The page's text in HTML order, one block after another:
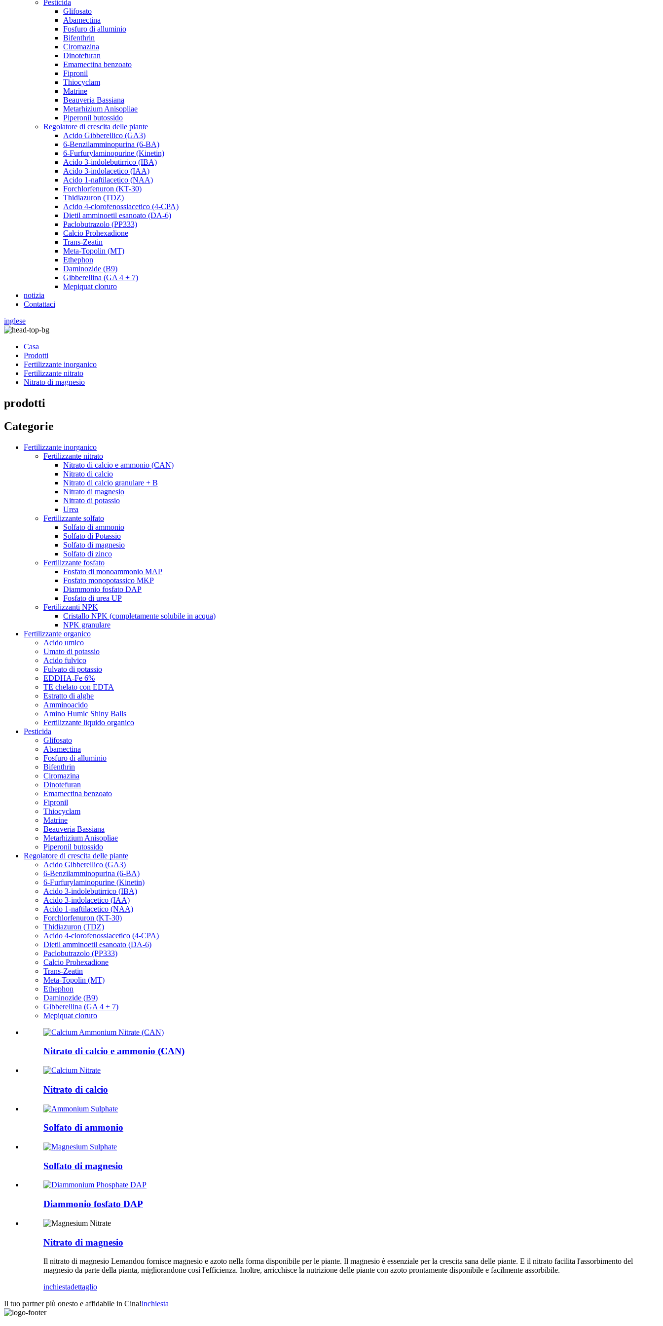
Pesticida
Glifosato
Abamectina
Fosfuro di alluminio
Bifenthrin
Ciromazina
Dinotefuran
Emamectina benzoato
Fipronil
Thiocyclam
Matrine
Beauveria Bassiana
Metarhizium Anisopliae
Piperonil butossido
Regolatore di crescita delle piante
Acido Gibberellico (GA3)
6-Benzilamminopurina (6-BA)
6-Furfurylaminopurine (Kinetin)
Acido 3-indolebutirrico (IBA)
Acido 3-indolacetico (IAA)
Acido 1-naftilacetico (NAA)
Forchlorfenuron (KT-30)
Thidiazuron (TDZ)
Acido 4-clorofenossiacetico (4-CPA)
Dietil amminoetil esanoato (DA-6)
Paclobutrazolo (PP333)
Calcio Prohexadione
Trans-Zeatin
Meta-Topolin (MT)
Ethephon
Daminozide (B9)
Gibberellina (GA 4 + 7)
Mepiquat cloruro
notizia
Contattaci
inglese
Casa
Prodotti
Fertilizzante inorganico
Fertilizzante nitrato
Nitrato di magnesio
prodotti
Categorie
Fertilizzante inorganico
Fertilizzante nitrato
Nitrato di calcio e ammonio (CAN)
Nitrato di calcio
Nitrato di calcio granulare + B
Nitrato di magnesio
Nitrato di potassio
Urea
Fertilizzante solfato
Solfato di ammonio
Solfato di Potassio
Solfato di magnesio
Solfato di zinco
Fertilizzante fosfato
Fosfato di monoammonio MAP
Fosfato monopotassico MKP
Diammonio fosfato DAP
Fosfato di urea UP
Fertilizzanti NPK
Cristallo NPK (completamente solubile in acqua)
NPK granulare
Fertilizzante organico
Acido umico
Umato di potassio
Acido fulvico
Fulvato di potassio
EDDHA-Fe 6%
TE chelato con EDTA
Estratto di alghe
Amminoacido
Amino Humic Shiny Balls
Fertilizzante liquido organico
Pesticida
Glifosato
Abamectina
Fosfuro di alluminio
Bifenthrin
Ciromazina
Dinotefuran
Emamectina benzoato
Fipronil
Thiocyclam
Matrine
Beauveria Bassiana
Metarhizium Anisopliae
Piperonil butossido
Regolatore di crescita delle piante
Acido Gibberellico (GA3)
6-Benzilamminopurina (6-BA)
6-Furfurylaminopurine (Kinetin)
Acido 3-indolebutirrico (IBA)
Acido 3-indolacetico (IAA)
Acido 1-naftilacetico (NAA)
Forchlorfenuron (KT-30)
Thidiazuron (TDZ)
Acido 4-clorofenossiacetico (4-CPA)
Dietil amminoetil esanoato (DA-6)
Paclobutrazolo (PP333)
Calcio Prohexadione
Trans-Zeatin
Meta-Topolin (MT)
Ethephon
Daminozide (B9)
Gibberellina (GA 4 + 7)
Mepiquat cloruro
Nitrato di calcio e ammonio (CAN)
Nitrato di calcio
Solfato di ammonio
Solfato di magnesio
Diammonio fosfato DAP
Nitrato di magnesio
Il nitrato di magnesio Lemandou fornisce magnesio e azoto nella forma disponibile per le piante. Il magnesio è essenziale per la crescita sana delle piante. E il nitrato facilita l'assorbimento del
magnesio da parte della pianta, migliorandone così l'efficienza. Inoltre, arricchisce la nutrizione delle piante con azoto prontamente disponibile e facilmente assorbibile.
inchiestadettaglio
Il tuo partner più onesto e affidabile in Cina!inchiesta